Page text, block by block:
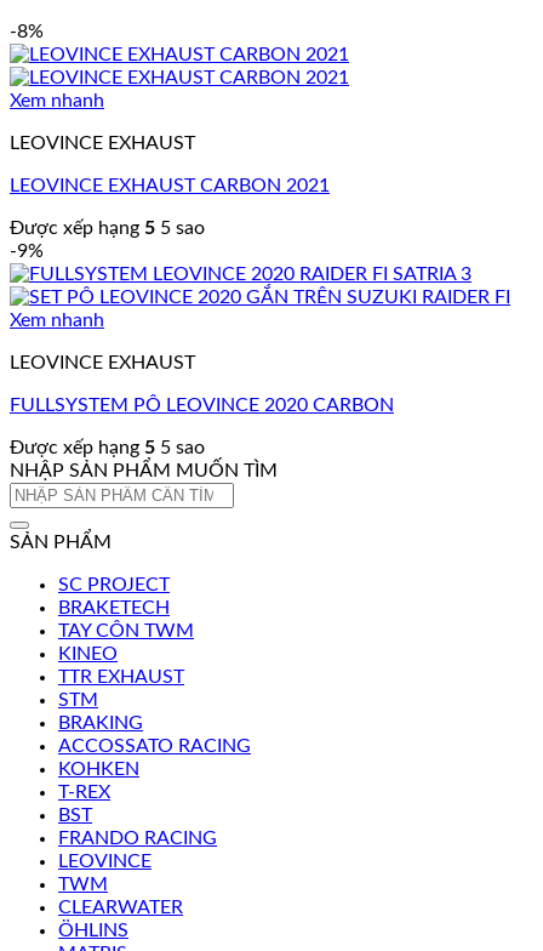
-8%
Xem nhanh
LEOVINCE EXHAUST
LEOVINCE EXHAUST CARBON 2021
Được xếp hạng 5 5 sao
-9%
Xem nhanh
LEOVINCE EXHAUST
FULLSYSTEM PÔ LEOVINCE 2020 CARBON
Được xếp hạng 5 5 sao
NHẬP SẢN PHẨM MUỐN TÌM
Tìm
SẢN PHẨM
SC PROJECT
BRAKETECH
TAY CÔN TWM
KINEO
TTR EXHAUST
STM
BRAKING
ACCOSSATO RACING
KOHKEN
T-REX
BST
FRANDO RACING
LEOVINCE
TWM
CLEARWATER
ÖHLINS